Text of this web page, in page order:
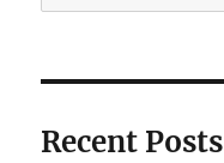
Recent Posts